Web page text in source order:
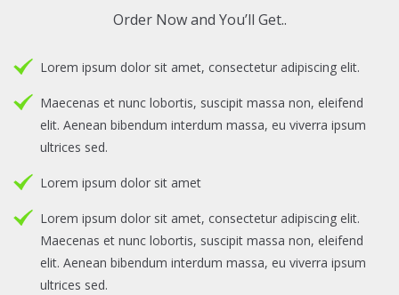
Order Now and You’ll Get..
Lorem ipsum dolor sit amet, consectetur adipiscing elit.
Maecenas et nunc lobortis, suscipit massa non, eleifend
elit. Aenean bibendum interdum massa, eu viverra ipsum
ultrices sed.
Lorem ipsum dolor sit amet
Lorem ipsum dolor sit amet, consectetur adipiscing elit.
Maecenas et nunc lobortis, suscipit massa non, eleifend
elit. Aenean bibendum interdum massa, eu viverra ipsum
ultrices sed.